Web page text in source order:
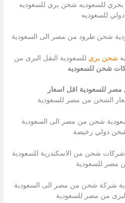
للسعوديه شحن بري للسعوديه
للسعوديه
شحن طرود من مصر الى السعودية
شحن بري للسعودية النقل البرى من
شحن للسعوديه
للسعودية اقل اسعار
الشحن من مصر للسعودية
شحن من مصر الى السعودية
دولي رخيصة
شحن من الاسكندرية للسعودية
مصر للسعودية
شركة شحن من مصر الى السعودية
من مصر للسعودية